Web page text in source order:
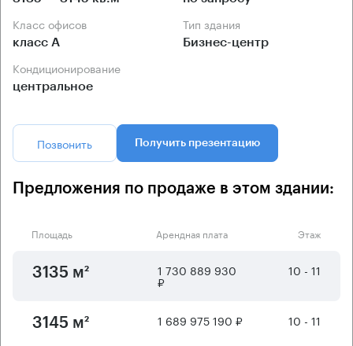
Класс офисов
класс А
Тип здания
Бизнес-центр
Кондиционирование
центральное
Позвонить Получить презентацию
Предложения по продаже в этом здании:
Площадь Арендная плата Этаж
3135 м² 1 730 889 930
₽
10 - 11
3145 м² 1 689 975 190 ₽ 10 - 11